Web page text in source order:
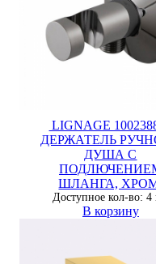
LIGNAGE
ДЕРЖАТЕЛЬ
ДУША C
ШЛАНГА,
Доступное кол-во:
В корзину